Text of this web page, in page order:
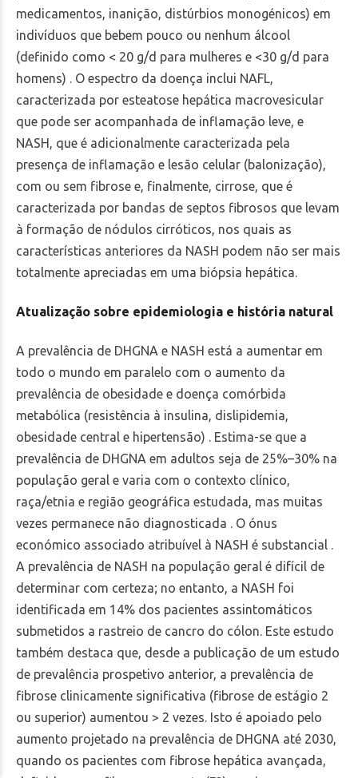
medicamentos, inanição, distúrbios monogénicos) em
indivíduos que bebem pouco ou nenhum álcool
(definido como < 20 g/d para mulheres e <30 g/d para
homens) . O espectro da doença inclui NAFL,
caracterizada por esteatose hepática macrovesicular
que pode ser acompanhada de inflamação leve, e
NASH, que é adicionalmente caracterizada pela
presença de inflamação e lesão celular (balonização),
com ou sem fibrose e, finalmente, cirrose, que é
caracterizada por bandas de septos fibrosos que levam
à formação de nódulos cirróticos, nos quais as
características anteriores da NASH podem não ser mais
totalmente apreciadas em uma biópsia hepática.
Atualização sobre epidemiologia e história natural
A prevalência de DHGNA e NASH está a aumentar em
todo o mundo em paralelo com o aumento da
prevalência de obesidade e doença comórbida
metabólica (resistência à insulina, dislipidemia,
obesidade central e hipertensão) . Estima-se que a
prevalência de DHGNA em adultos seja de 25%–30% na
população geral e varia com o contexto clínico,
raça/etnia e região geográfica estudada, mas muitas
vezes permanece não diagnosticada . O ónus
económico associado atribuível à NASH é substancial .
A prevalência de NASH na população geral é difícil de
determinar com certeza; no entanto, a NASH foi
identificada em 14% dos pacientes assintomáticos
submetidos a rastreio de cancro do cólon. Este estudo
também destaca que, desde a publicação de um estudo
de prevalência prospetivo anterior, a prevalência de
fibrose clinicamente significativa (fibrose de estágio 2
ou superior) aumentou > 2 vezes. Isto é apoiado pelo
aumento projetado na prevalência de DHGNA até 2030,
quando os pacientes com fibrose hepática avançada,